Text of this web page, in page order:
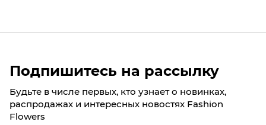
Подпишитесь на рассылку
Будьте в числе первых, кто узнает о новинках,
распродажах и интересных новостях Fashion
Flowers